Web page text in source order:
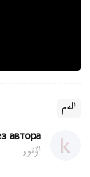
الەم
автора
اۆتور